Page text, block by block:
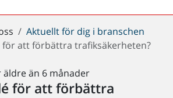
Aktuellt för dig i branschen
för att förbättra trafiksäkerheten?
än 6 månader
för att förbättra